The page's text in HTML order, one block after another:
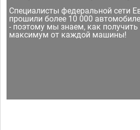
Специалисты федеральной сети
прошили более 10 000
- поэтому мы знаем, как
максимум от каждой машины!